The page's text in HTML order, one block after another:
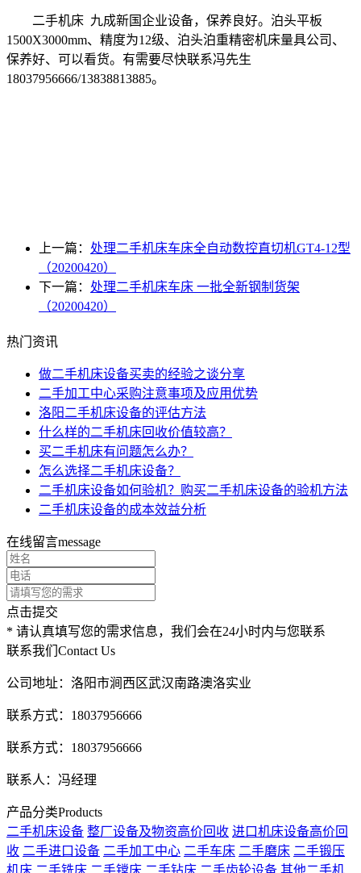
二手机床 九成新国企业设备，保养良好。泊头平板
1500X3000mm、精度为12级、泊头泊重精密机床量具公司、
保养好、可以看货。有需要尽快联系冯先生
18037956666/13838813885。
上一篇： 处理二手机床车床全自动数控直切机GT4-12型
（20200420）
下一篇： 处理二手机床车床 一批全新钢制货架
（20200420）
热门资讯
做二手机床设备买卖的经验之谈分享
二手加工中心采购注意事项及应用优势
洛阳二手机床设备的评估方法
什么样的二手机床回收价值较高？
买二手机床有问题怎么办？
怎么选择二手机床设备？
二手机床设备如何验机？购买二手机床设备的验机方法
二手机床设备的成本效益分析
在线留言message
点击提交
* 请认真填写您的需求信息，我们会在24小时内与您联系
联系我们 Contact Us
公司地址：洛阳市涧西区武汉南路澳洛实业
联系方式：18037956666
联系方式：18037956666
联系人：冯经理
产品分类Products
二手机床设备 整厂设备及物资高价回收 进口机床设备高价回
收 二手进口设备 二手加工中心 二手车床 二手磨床 二手锻压